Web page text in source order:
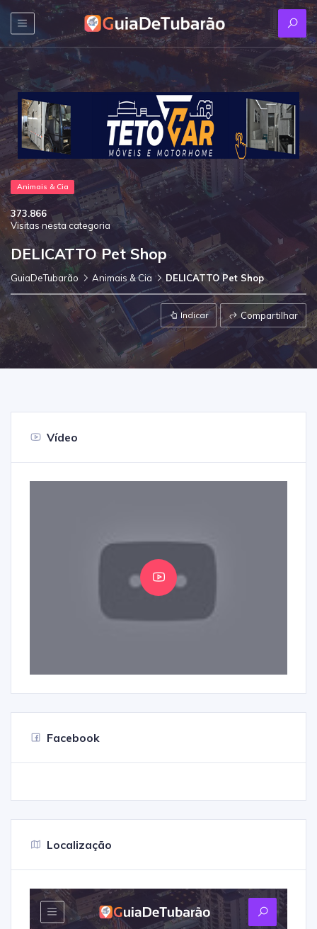
Animais & Cia
373.866
Visitas nesta categoria
DELICATTO Pet Shop
GuiaDeTubarão Animais & Cia DELICATTO Pet Shop
Indicar Compartilhar
Vídeo
Facebook
Localização